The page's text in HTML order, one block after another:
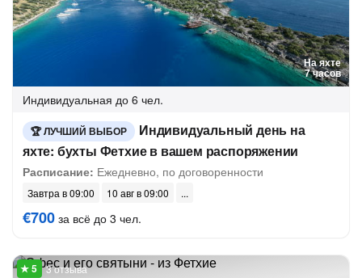
На яхте
7 часов
Индивидуальная до 6 чел.
ЛУЧШИЙ ВЫБОР
Индивидуальный день на
яхте: бухты Фетхие в вашем распоряжении
Расписание: Ежедневно, по договоренности
Завтра в 09:00 10 авг в 09:00
€700 за всё до 3 чел.
3 отзыва